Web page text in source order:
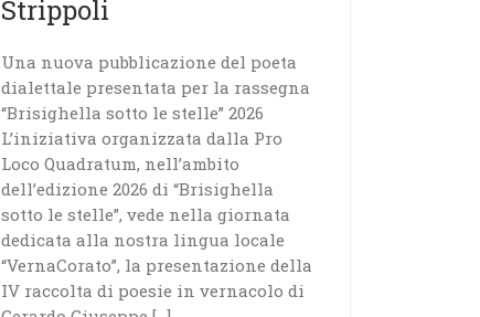
Strippoli
Una nuova pubblicazione del poeta
dialettale presentata per la rassegna
“Brisighella sotto le stelle” 2026
L’iniziativa organizzata dalla Pro
Loco Quadratum, nell’ambito
dell’edizione 2026 di “Brisighella
sotto le stelle”, vede nella giornata
dedicata alla nostra lingua locale
“VernaCorato”, la presentazione della
IV raccolta di poesie in vernacolo di